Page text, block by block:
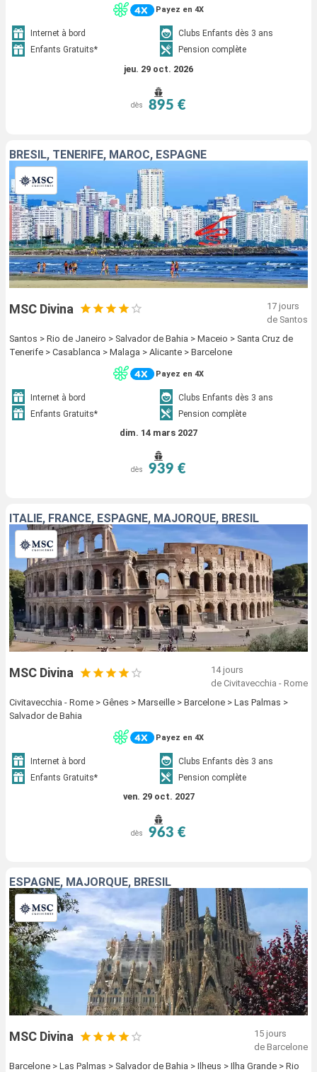
Payez en 4X
Internet à bord
Clubs Enfants dès 3 ans
Enfants Gratuits*
Pension complète
jeu. 29 oct. 2026
dès 895 €
BRÉSIL, TENERIFE, MAROC, ESPAGNE
MSC Divina
17 jours
de Santos
Santos > Rio de Janeiro > Salvador de Bahia > Maceio > Santa Cruz de
Tenerife > Casablanca > Malaga > Alicante > Barcelone
Payez en 4X
Internet à bord
Clubs Enfants dès 3 ans
Enfants Gratuits*
Pension complète
dim. 14 mars 2027
dès 939 €
ITALIE, FRANCE, ESPAGNE, MAJORQUE, BRÉSIL
MSC Divina
14 jours
de Civitavecchia - Rome
Civitavecchia - Rome > Gênes > Marseille > Barcelone > Las Palmas >
Salvador de Bahia
Payez en 4X
Internet à bord
Clubs Enfants dès 3 ans
Enfants Gratuits*
Pension complète
ven. 29 oct. 2027
dès 963 €
ESPAGNE, MAJORQUE, BRÉSIL
MSC Divina
15 jours
de Barcelone
Barcelone > Las Palmas > Salvador de Bahia > Ilheus > Ilha Grande > Rio